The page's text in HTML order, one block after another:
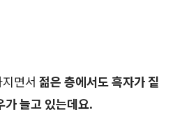
면서 젊은 층에서도 흑자가 짙
가 늘고 있는데요.